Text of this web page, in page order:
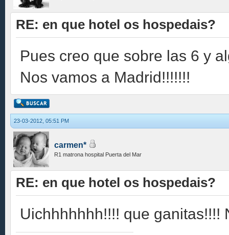
RE: en que hotel os hospedais?
Pues creo que sobre las 6 y
Nos vamos a Madrid!!!!!!!
23-03-2012, 05:51 PM
carmen*
R1 matrona hospital Puerta del Mar
RE: en que hotel os hospedais?
Uichhhhhhh!!!! que ganitas!!!!